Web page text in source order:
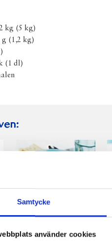
Samtycke
använder cookies
kg (5 kg)
(1,2 kg)
(1 dl)